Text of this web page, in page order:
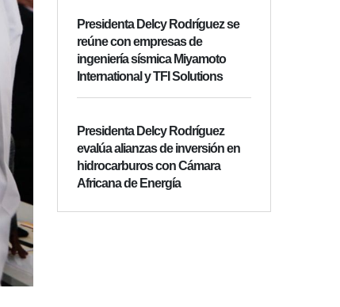
Presidenta Delcy Rodríguez se
reúne con empresas de
ingeniería sísmica Miyamoto
International y TFI Solutions
Presidenta Delcy Rodríguez
evalúa alianzas de inversión en
hidrocarburos con Cámara
Africana de Energía